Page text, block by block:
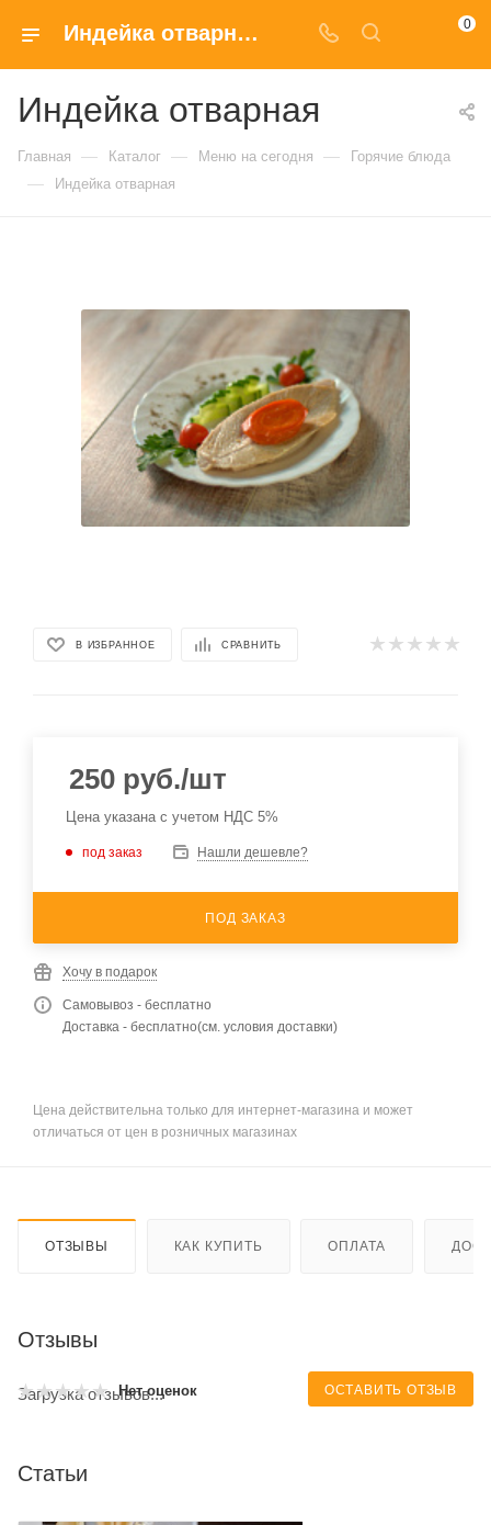
Индейка отварная купить в Москве по доступным ценам 0
Индейка отварная
Главная — Каталог — Меню на сегодня — Горячие блюда
— Индейка отварная
В ИЗБРАННОЕ СРАВНИТЬ
250 руб./шт
Цена указана с учетом НДС 5%
под заказ Нашли дешевле?
ПОД ЗАКАЗ
Хочу в подарок
Самовывоз - бесплатно
Доставка - бесплатно(см. условия доставки)
Цена действительна только для интернет-магазина и может
отличаться от цен в розничных магазинах
ОТЗЫВЫ КАК КУПИТЬ ОПЛАТА
Отзывы
Нет оценок ОСТАВИТЬ ОТЗЫВ
Загрузка отзывов...
Статьи